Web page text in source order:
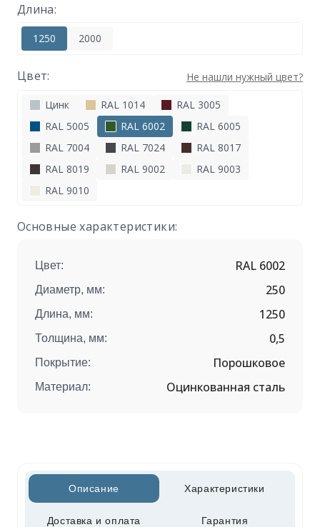
Длина:
1250 2000
Цвет: Не нашли нужный цвет?
Цинк RAL 1014
RAL 3005
RAL 5005
RAL 6002
RAL 6005
RAL 7004
RAL 7024
RAL 8017
RAL 8019
RAL 9002
RAL 9003
RAL 9010
Основные характеристики:
Цвет: RAL 6002
Диаметр, мм: 250
Длина, мм: 1250
Толщина, мм: 0,5
Покрытие: Порошковое
Материал: Оцинкованная сталь
Описание Характеристики
Доставка и оплата Гарантия